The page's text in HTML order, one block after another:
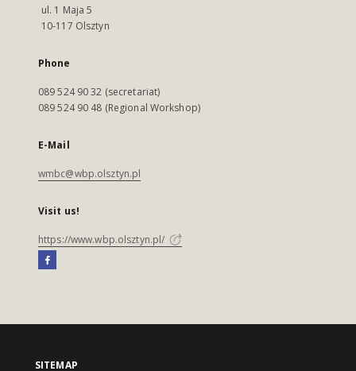
ul. 1 Maja 5
10-117 Olsztyn
Phone
089 524 90 32 (secretariat)
089 524 90 48 (Regional Workshop)
E-Mail
wmbc@wbp.olsztyn.pl
Visit us!
https://www.wbp.olsztyn.pl/
SITEMAP